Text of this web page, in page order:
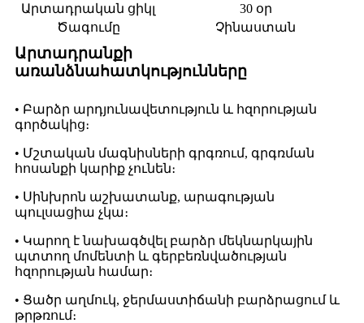
Արտադրական ցիկլ
30 օր
Ծագումը
Չինաստան
Արտադրանքի
առանձնահատկությունները
• Բարձր արդյունավետություն և հզորության
գործակից։
• Մշտական ​​մագնիսների գրգռում, գրգռման
հոսանքի կարիք չունեն։
• Սինխրոն աշխատանք, արագության
պուլսացիա չկա։
• Կարող է նախագծվել բարձր մեկնարկային
պտտող մոմենտի և գերբեռնվածության
հզորության համար։
• Ցածր աղմուկ, ջերմաստիճանի բարձրացում և
թրթռում։